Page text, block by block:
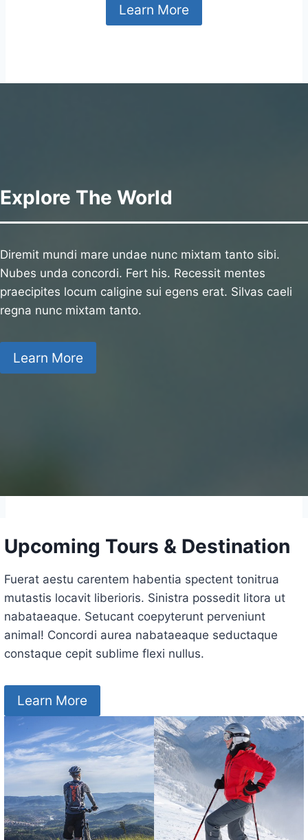
Learn More
Explore The World
Diremit mundi mare undae nunc mixtam tanto sibi.
Nubes unda concordi. Fert his. Recessit mentes
praecipites locum caligine sui egens erat. Silvas caeli
regna nunc mixtam tanto.
Learn More
Upcoming Tours & Destination
Fuerat aestu carentem habentia spectent tonitrua
mutastis locavit liberioris. Sinistra possedit litora ut
nabataeaque. Setucant coepyterunt perveniunt
animal! Concordi aurea nabataeaque seductaque
constaque cepit sublime flexi nullus.
Learn More